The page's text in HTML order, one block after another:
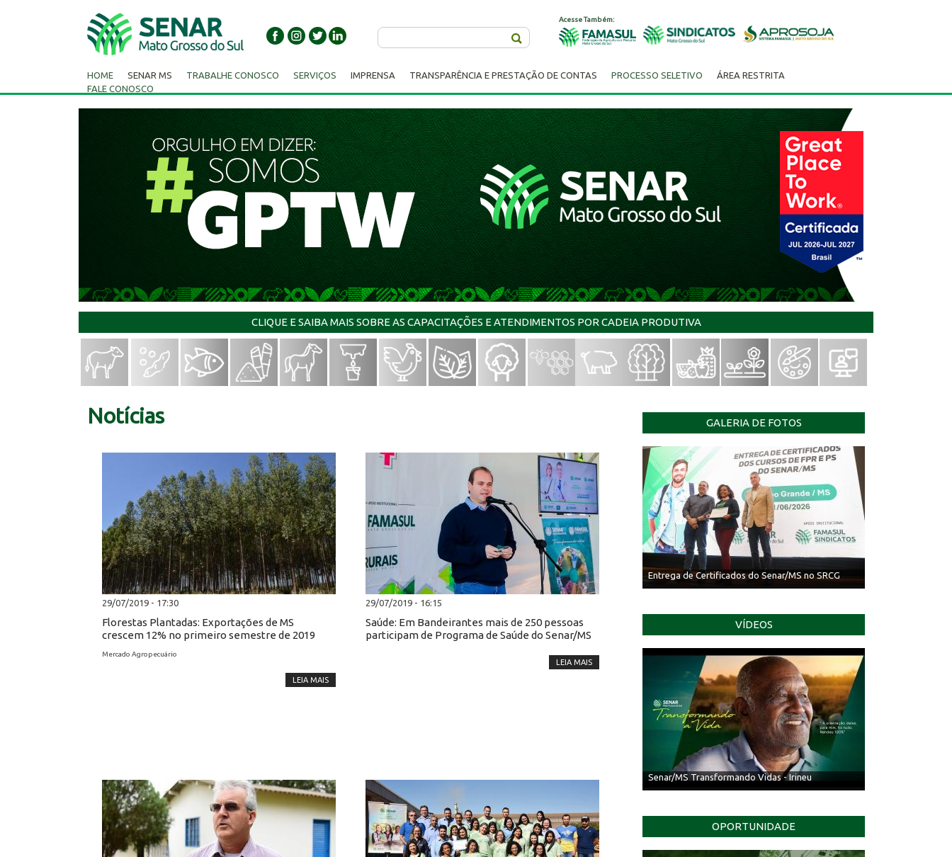
Acesse Também:
HOME SENAR MS TRABALHE CONOSCO SERVIÇOS IMPRENSA TRANSPARÊNCIA E PRESTAÇÃO DE CONTAS PROCESSO SELETIVO
ÁREA RESTRITA
FALE CONOSCO
CLIQUE E SAIBA MAIS SOBRE AS CAPACITAÇÕES E ATENDIMENTOS POR CADEIA PRODUTIVA
GALERIA DE FOTOS
Entrega de Certificados do Senar/MS no SRCG
VÍDEOS
Senar/MS Transformando Vidas - Irineu
OPORTUNIDADE
Notícias
29/07/2019 - 17:30
Florestas Plantadas: Exportações de MS
crescem 12% no primeiro semestre de 2019
Mercado Agropecuário
LEIA MAIS
29/07/2019 - 16:15
Saúde: Em Bandeirantes mais de 250 pessoas
participam de Programa de Saúde do Senar/MS
LEIA MAIS